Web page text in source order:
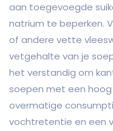
aan toegevoegde
natrium te beperken.
of andere vette
vetgehalte van je
het verstandig om
soepen met een
overmatige
vochtretentie en een